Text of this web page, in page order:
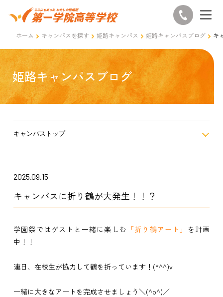
ホーム キャンパスを探す 姫路キャンパス 姫路キャンパスブログ キ
姫路キャンパスブログ
キャンパストップ
2025.09.15
キャンパスに折り鶴が大発生！！？
学園祭ではゲストと一緒に楽しむ 「折り鶴アート」 を計画
中！！
連日、在校生が協力して鶴を折っています！(*^^)v
一緒に大きなアートを完成させましょう＼(^o^)／